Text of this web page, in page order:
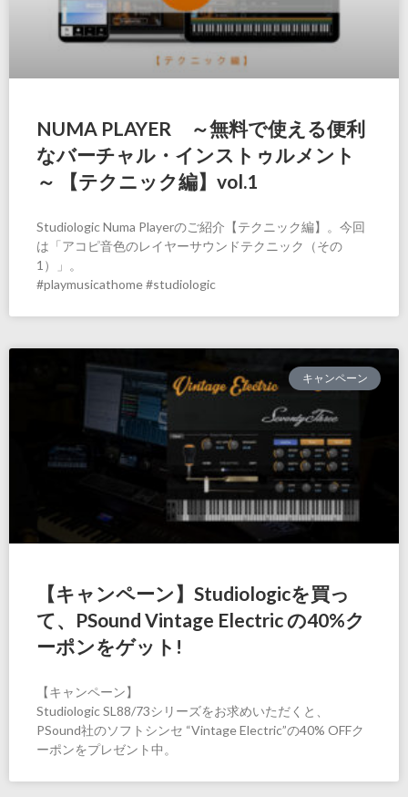
NUMA PLAYER ～無料で使える便利
なバーチャル・インストゥルメント
～ 【テクニック編】vol.1
Studiologic Numa Playerのご紹介【テクニック編】。今回
は「アコピ音色のレイヤーサウンドテクニック（その
1）」。
#playmusicathome #studiologic
キャンペーン
【キャンペーン】Studiologicを買っ
て、PSound Vintage Electric の40%ク
ーポンをゲット!
【キャンペーン】
Studiologic SL88/73シリーズをお求めいただくと、
PSound社のソフトシンセ “Vintage Electric”の40% OFFク
ーポンをプレゼント中。